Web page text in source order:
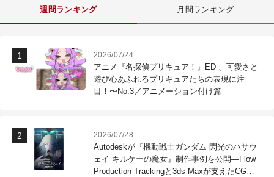
週間ランキング 月間ランキング
2026/07/24
アニメ『名探偵プリキュア！』ED 、可愛さと
遊び心あふれるプリキュアたちの表現に注
目！〜No.3／アニメーション付け篇
2026/07/28
Autodeskが『機動戦士ガンダム 閃光のハサウ
ェイ キルケーの魔女』制作事例を公開―Flow
Production Trackingと3ds Maxが支えたCG制